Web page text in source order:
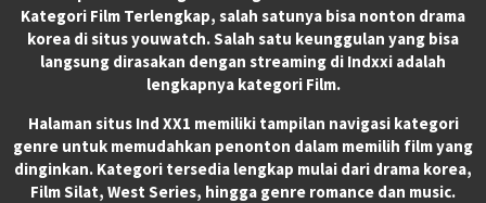
Kategori Film Terlengkap, salah satunya bisa nonton drama
korea di situs youwatch. Salah satu keunggulan yang bisa
langsung dirasakan dengan streaming di Indxxi adalah
lengkapnya kategori Film.
Halaman situs Ind XX1 memiliki tampilan navigasi kategori
genre untuk memudahkan penonton dalam memilih film yang
dinginkan. Kategori tersedia lengkap mulai dari drama korea,
Film Silat, West Series, hingga genre romance dan music.